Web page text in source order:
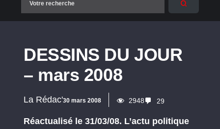
DESSINS DU JOUR
– mars 2008
La Rédac'30 mars 2008 2948 29
Réactualisé le 31/03/08. L’actu politique